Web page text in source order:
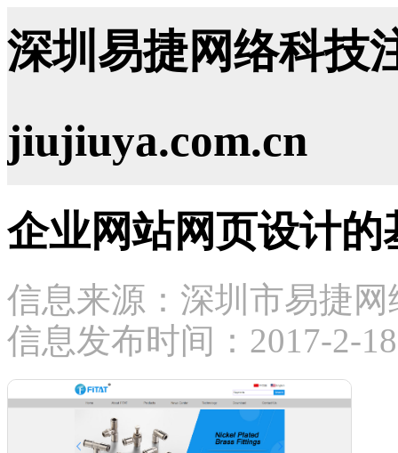
深圳易捷网络科技
jiujiuya.com.cn
企业网站网页设计的
信息来源：深圳市易捷
信息发布时间：2017-2-